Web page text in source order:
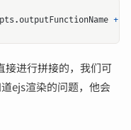
. outputFunctionName +
接进行拼接的，我们可
ejs渲染的问题，他会